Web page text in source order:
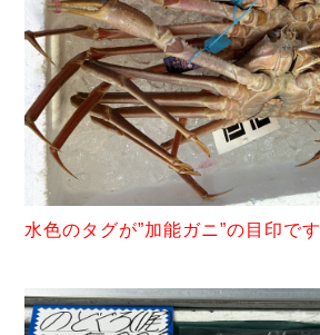
水色のタグが”加能ガニ”の目印です